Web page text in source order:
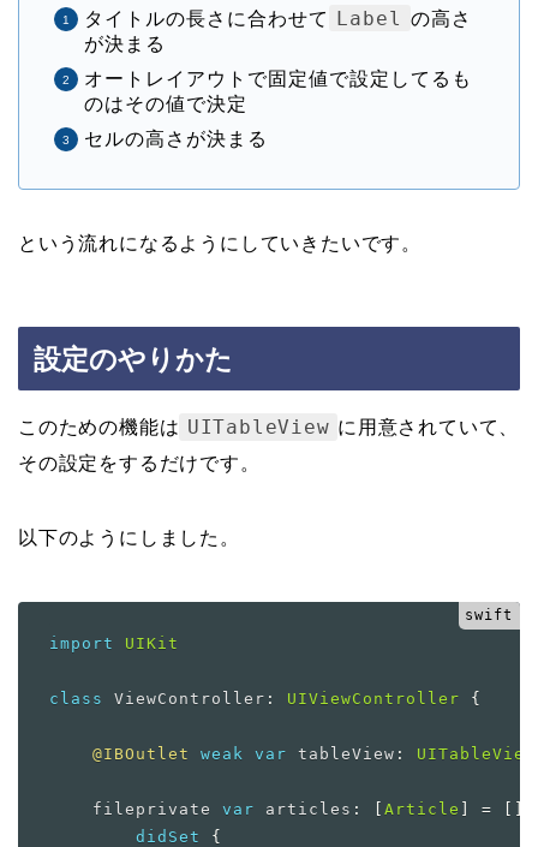
タイトルの長さに合わせて Label
の高さ
が決まる
オートレイアウトで固定値で設定してるも
のはその値で決定
セルの高さが決まる
という流れになるようにしていきたいです。
設定のやりかた
このための機能は UITableView に用意されていて、
その設定をするだけです。
以下のようにしました。
import UIKit
class ViewController : UIViewController {
@IBOutlet weak var tableView : UITableView
    fileprivate
var articles : Article =
didSet
{